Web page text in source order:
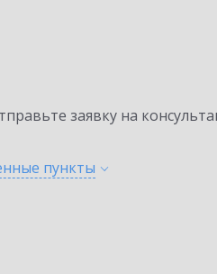
заявку на
пункты